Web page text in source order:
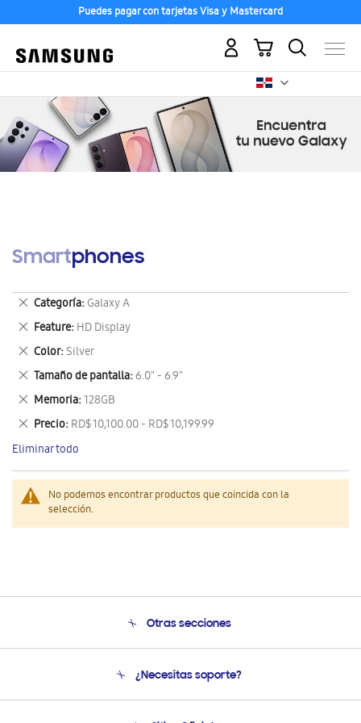
Puedes pagar con tarjetas Visa y Mastercard
Mi carrito
Smartphones
No podemos encontrar productos que coincida con la
selección.
Categoría Galaxy A
Eliminar
este
artículo
Feature HD Display
Eliminar
este
artículo
Color Silver
Eliminar
este
artículo
Tamaño de pantalla 6.0" - 6.9"
Eliminar
este
artículo
Memoria 128GB
Eliminar
este
artículo
Precio RD$ 10,100.00 - RD$ 10,199.99
Eliminar
este
artículo
Eliminar todo
Otras secciones
Soporte
¿Necesitas soporte?